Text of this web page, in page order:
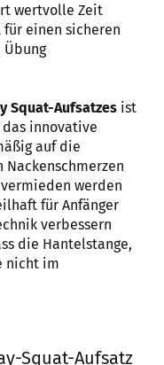
wertvolle Zeit
für einen sicheren
Übung
Squat-Aufsatzes ist
innovative
auf die
werden
für Anfänger
verbessern
die Hantelstange,
nicht im
Squat-Aufsatz